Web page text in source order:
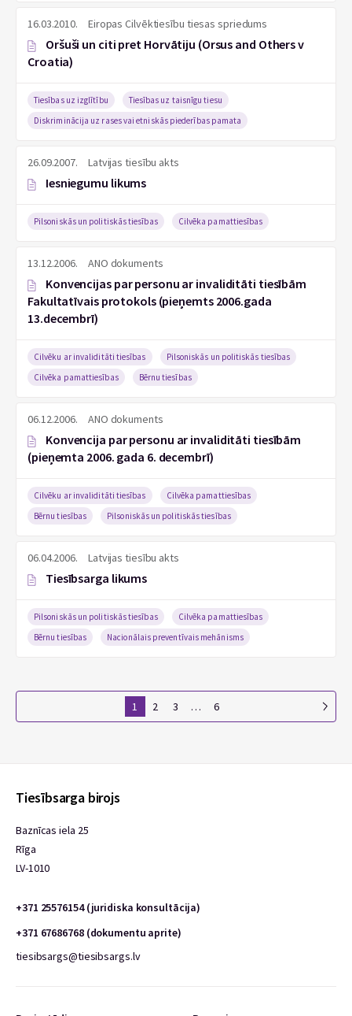
16.03.2010. Eiropas Cilvēktiesību tiesas spriedums
Oršuši un citi pret Horvātiju (Orsus and Others v
Croatia)
Tiesības uz izglītību
Tiesības uz taisnīgu tiesu
Diskriminācija uz rases vai etniskās piederības pamata
26.09.2007. Latvijas tiesību akts
Iesniegumu likums
Pilsoniskās un politiskās tiesības Cilvēka pamattiesības
13.12.2006. ANO dokuments
Konvencijas par personu ar invaliditāti tiesībām
Fakultatīvais protokols (pieņemts 2006.gada
13.decembrī)
Cilvēku ar invaliditāti tiesības
Pilsoniskās un politiskās tiesības
Cilvēka pamattiesības
Bērnu tiesības
06.12.2006. ANO dokuments
Konvencija par personu ar invaliditāti tiesībām
(pieņemta 2006. gada 6. decembrī)
Cilvēku ar invaliditāti tiesības
Cilvēka pamattiesības
Bērnu tiesības
Pilsoniskās un politiskās tiesības
06.04.2006. Latvijas tiesību akts
Tiesībsarga likums
Pilsoniskās un politiskās tiesības
Cilvēka pamattiesības
Bērnu tiesības
Nacionālais preventīvais mehānisms
1 2 3 … 6
Tiesībsarga birojs
Baznīcas iela 25
Rīga
LV-1010
+371 25576154 (juridiska konsultācija)
+371 67686768 (dokumentu aprite)
tiesibsargs@tiesibsargs.lv